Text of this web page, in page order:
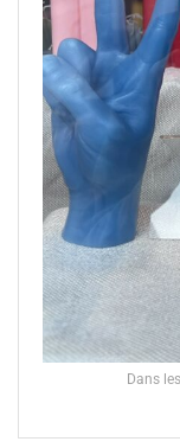
Dans